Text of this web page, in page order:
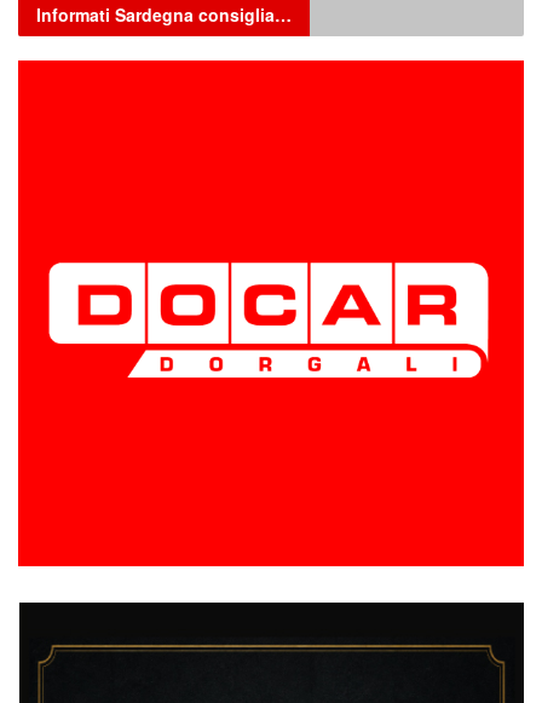
Informati Sardegna consiglia…